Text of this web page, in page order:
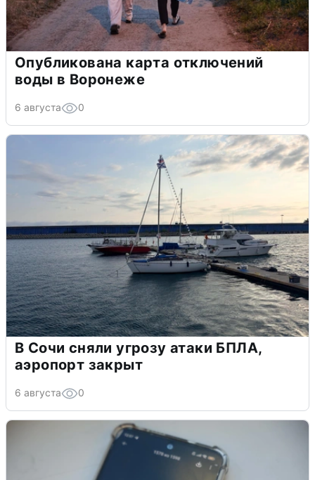
Опубликована карта отключений
воды в Воронеже
6 августа 0
В Сочи сняли угрозу атаки БПЛА,
аэропорт закрыт
6 августа 0